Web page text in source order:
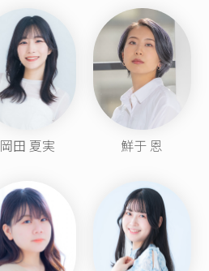
岡田 夏実 鮮于 恩